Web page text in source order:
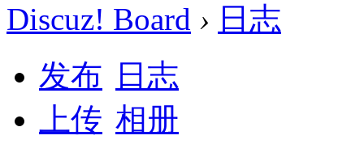
Discuz! Board › 日志
发布
日志
上传 相册